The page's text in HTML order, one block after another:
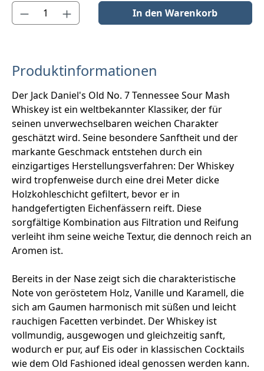
Produkt Anzahl: Gib den gewünschten Wert ein oder benutze
In den Warenkorb
Produktinformationen
Der Jack Daniel's Old No. 7 Tennessee Sour Mash
Whiskey ist ein weltbekannter Klassiker, der für
seinen unverwechselbaren weichen Charakter
geschätzt wird. Seine besondere Sanftheit und der
markante Geschmack entstehen durch ein
einzigartiges Herstellungsverfahren: Der Whiskey
wird tropfenweise durch eine drei Meter dicke
Holzkohleschicht gefiltert, bevor er in
handgefertigten Eichenfässern reift. Diese
sorgfältige Kombination aus Filtration und Reifung
verleiht ihm seine weiche Textur, die dennoch reich an
Aromen ist.
Bereits in der Nase zeigt sich die charakteristische
Note von geröstetem Holz, Vanille und Karamell, die
sich am Gaumen harmonisch mit süßen und leicht
rauchigen Facetten verbindet. Der Whiskey ist
vollmundig, ausgewogen und gleichzeitig sanft,
wodurch er pur, auf Eis oder in klassischen Cocktails
wie dem Old Fashioned ideal genossen werden kann.